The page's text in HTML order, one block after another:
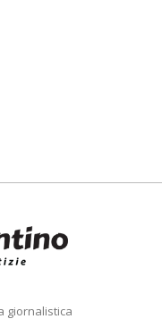
giornalistica